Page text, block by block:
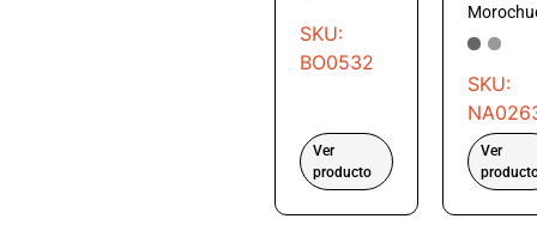
SKU:
BO0532
Ver
producto
SKU:
Ver